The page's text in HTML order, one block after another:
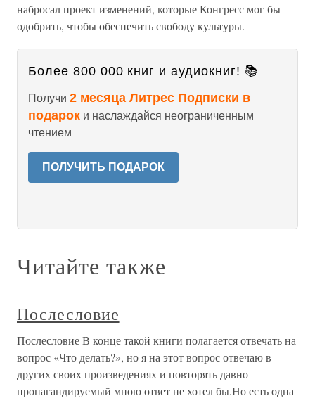
набросал проект изменений, которые Конгресс мог бы
одобрить, чтобы обеспечить свободу культуры.
Более 800 000 книг и аудиокниг! 📚
Получи 2 месяца Литрес Подписки в
подарок и наслаждайся неограниченным
чтением
ПОЛУЧИТЬ ПОДАРОК
Читайте также
Послесловие
Послесловие В конце такой книги полагается отвечать на
вопрос «Что делать?», но я на этот вопрос отвечаю в
других своих произведениях и повторять давно
пропагандируемый мною ответ не хотел бы.Но есть одна